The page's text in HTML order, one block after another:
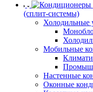
(сплит-системы)
Холодильные
Мобильные
Настенные
Оконные